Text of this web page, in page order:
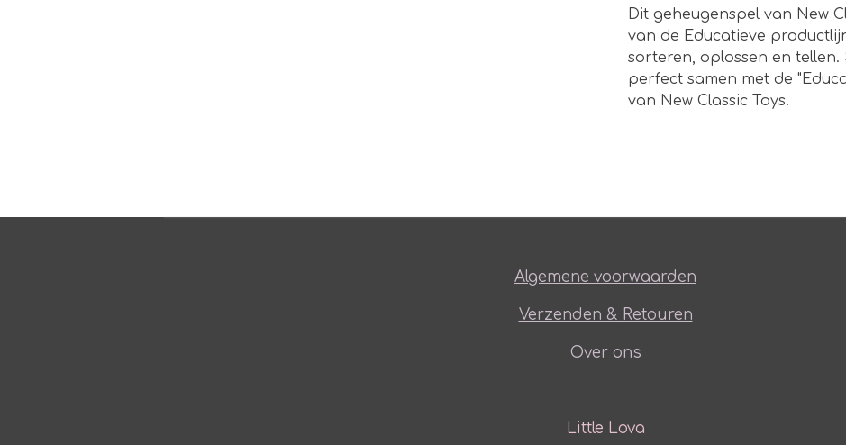
Dit geheugenspel van New
van de Educatieve
sorteren, oplossen en
perfect samen met de
van New Classic Toys.
Algemene voorwaarden
Verzenden & Retouren
Over ons
Little Lova